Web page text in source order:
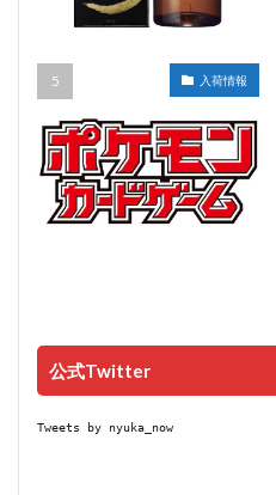
入荷情報
公式Twitter
Tweets by nyuka_now